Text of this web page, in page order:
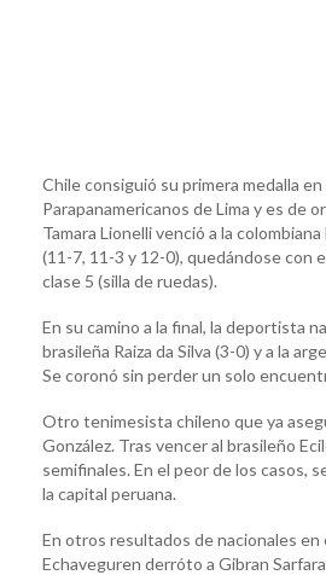
Chile consiguió su primera medalla
Parapanamericanos de Lima y es de
Tamara Lionelli venció a la
(11-7, 11-3 y 12-0), quedándose con
clase 5 (silla de ruedas).
En su camino a la final, la deportista
brasileña Raiza da Silva (3-0) y a la
Se coronó sin perder un solo
Otro tenimesista chileno que ya
González. Tras vencer al brasileño
semifinales. En el peor de los casos,
la capital peruana.
En otros resultados de nacionales en
Echaveguren derróto a Gibran